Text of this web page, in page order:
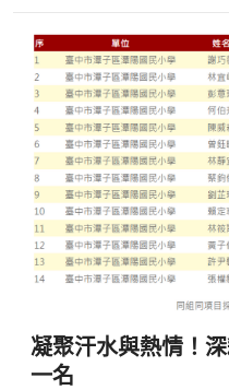
凝聚汗水與熱情！
一名